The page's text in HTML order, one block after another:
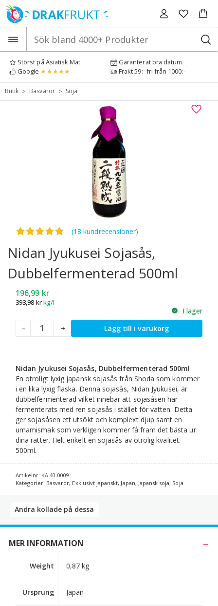
Hoppa
till
innehåll
Störst på Asiatisk Mat
Garanterat bra datum
Google ★★★★★ Frakt 59:- fri från 1000:-
Butik > Basvaror > Soja
Betygsatt4.71av 5
(18 kundrecensioner)
Nidan Jyukusei Sojasås,
Dubbelfermenterad 500ml
196,99 kr
393,98 krkg/l
I lager
–
Nidan
Jyukusei
500ml
mängd
+ Lägg till i varukorg
Nidan Jyukusei Sojasås, Dubbelfermenterad 500ml
En otroligt lyxig japansk sojasås från Shoda som kommer
i en lika lyxig flaska. Denna sojasås, Nidan Jyukusei, är
dubbelfermenterad vilket innebär att sojasåsen har
fermenterats med ren sojasås i stället för vatten. Detta
ger sojasåsen ett utsökt och komplext djup samt en
umamismak som verkligen kommer få fram det bästa ur
dina rätter. Helt enkelt en sojasås av otrolig kvalitet.
500ml.
Artikelnr: KA 40-0009
Kategorier: Basvaror, Exklusivt japanskt, Japan, Japansk soja, Soja
Andra kollade på dessa​
MER INFORMATION
Weight 0,87 kg
Ursprung Japan